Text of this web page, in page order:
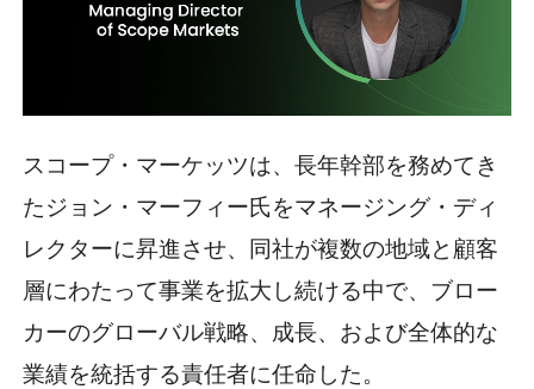
スコープ・マーケッツは、長年幹部を務めてき
たジョン・マーフィー氏をマネージング・ディ
レクターに昇進させ、同社が複数の地域と顧客
層にわたって事業を拡大し続ける中で、ブロー
カーのグローバル戦略、成長、および全体的な
業績を統括する責任者に任命した。